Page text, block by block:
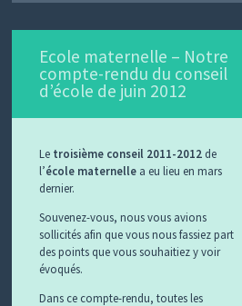
Ecole maternelle – Notre
compte-rendu du conseil
d’école de juin 2012
Le troisième conseil 2011-2012de
l’école maternellea eu lieu en mars
dernier.
Souvenez-vous, nous vous avions
sollicités afin que vous nous fassiez part
des points que vous souhaitiez y voir
évoqués.
Dans ce compte-rendu, toutes les